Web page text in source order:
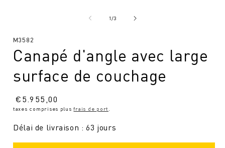
modal
1/de
3
SKU
:
M3582
Canapé d'angle avec large
surface de couchage
Prix
normal
€5.955,00
taxes comprises plusfrais de port
Délai de livraison : 63 jours